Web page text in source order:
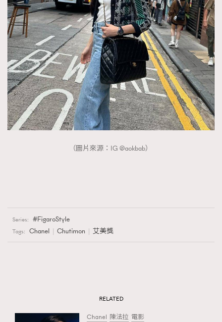
（圖片來源：IG @aokbab）
Series: FigaroStyle
Tags: Chanel Chutimon 艾美獎
RELATED
Chanel 陳法拉 電影